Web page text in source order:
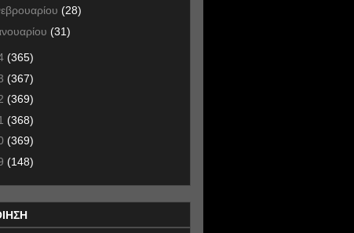
(28)
(31)
(365)
(367)
(369)
(368)
(369)
(148)